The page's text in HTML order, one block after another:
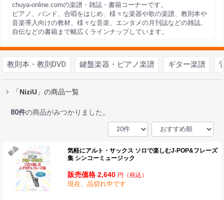
chuya-online.comの楽譜・雑誌・書籍コーナーです。
ピアノ、バンド、合唱をはじめ、様々な楽器や歌の楽譜、教則本や
音楽導入向けの教材、様々な音楽、エンタメの月刊誌などの雑誌、
自伝などの書籍まで幅広くラインナップしています。
教則本・教則DVD 鍵盤楽器・ピアノ楽譜 ギター楽譜
「NiziU 」の商品一覧
80件の商品がみつかりました。
気軽にアルト・サックス ソロで楽しむJ-POP&フレーズ
集 シンコーミュージック
販売価格 2,640 円 （税込）
現在、品切れ中です